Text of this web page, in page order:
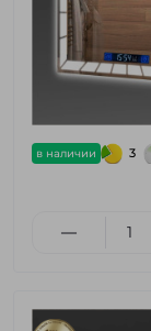
в наличии 3